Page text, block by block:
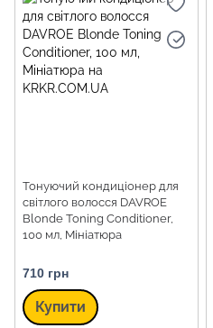
Тонуючий кондиціонер для
світлого волосся DAVROE
Blonde Toning Conditioner,
100 мл, Мініатюра
710 грн
Купити